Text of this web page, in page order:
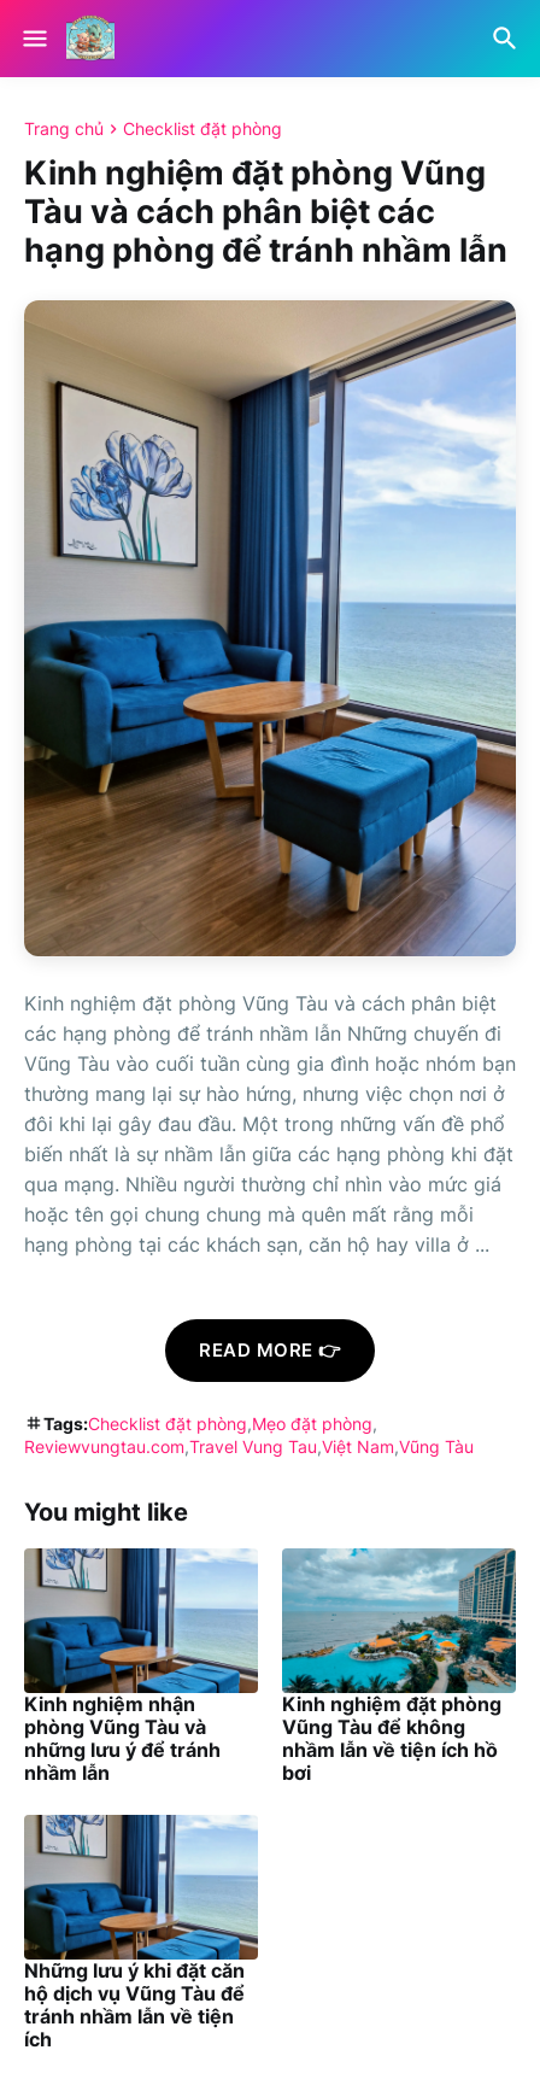
Trang chủ Checklist đặt phòng
Kinh nghiệm đặt phòng Vũng
Tàu và cách phân biệt các
hạng phòng để tránh nhầm lẫn
Kinh nghiệm đặt phòng Vũng Tàu và cách phân biệt
các hạng phòng để tránh nhầm lẫn Những chuyến đi
Vũng Tàu vào cuối tuần cùng gia đình hoặc nhóm bạn
thường mang lại sự hào hứng, nhưng việc chọn nơi ở
đôi khi lại gây đau đầu. Một trong những vấn đề phổ
biến nhất là sự nhầm lẫn giữa các hạng phòng khi đặt
qua mạng. Nhiều người thường chỉ nhìn vào mức giá
hoặc tên gọi chung chung mà quên mất rằng mỗi
hạng phòng tại các khách sạn, căn hộ hay villa ở ...
READ MORE 👉
Tags:Checklist đặt phòng Mẹo đặt phòng
Reviewvungtau.com Travel Vung Tau Việt Nam Vũng Tàu
You might like
Kinh nghiệm nhận
phòng Vũng Tàu và
những lưu ý để tránh
nhầm lẫn
Kinh nghiệm đặt phòng
Vũng Tàu để không
nhầm lẫn về tiện ích hồ
bơi
Những lưu ý khi đặt căn
hộ dịch vụ Vũng Tàu để
tránh nhầm lẫn về tiện
ích